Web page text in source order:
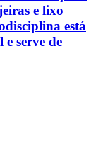
e lixo
está
serve de